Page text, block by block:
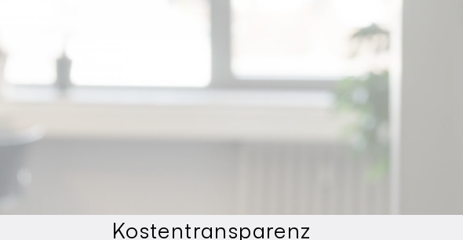
Kostentransparenz